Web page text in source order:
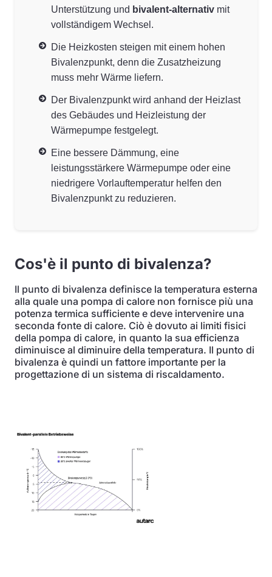
Unterstützung und bivalent-alternativ mit
vollständigem Wechsel.
Die Heizkosten steigen mit einem hohen
Bivalenzpunkt, denn die Zusatzheizung
muss mehr Wärme liefern.
Der Bivalenzpunkt wird anhand der Heizlast
des Gebäudes und Heizleistung der
Wärmepumpe festgelegt.
Eine bessere Dämmung, eine
leistungsstärkere Wärmepumpe oder eine
niedrigere Vorlauftemperatur helfen den
Bivalenzpunkt zu reduzieren.
Cos'è il punto di bivalenza?
Il punto di bivalenza definisce la temperatura esterna
alla quale una pompa di calore non fornisce più una
potenza termica sufficiente e deve intervenire una
seconda fonte di calore. Ciò è dovuto ai limiti fisici
della pompa di calore, in quanto la sua efficienza
diminuisce al diminuire della temperatura. Il punto di
bivalenza è quindi un fattore importante per la
progettazione di un sistema di riscaldamento.